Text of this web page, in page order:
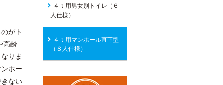
がト
高齢
りま
ホー
ない
４ｔ用男女別トイレ（６
人仕様）
４ｔ用マンホール直下型
（８人仕様）